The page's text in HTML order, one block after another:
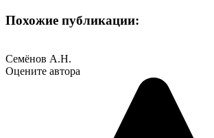
Похожие публикации:
Семёнов А.Н.
Оцените автора